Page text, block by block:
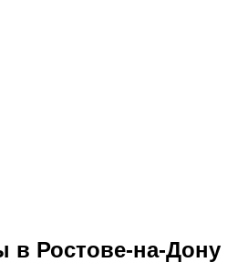
в Ростове-на-Дону